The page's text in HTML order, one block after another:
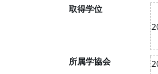
取得学位
所属学協会